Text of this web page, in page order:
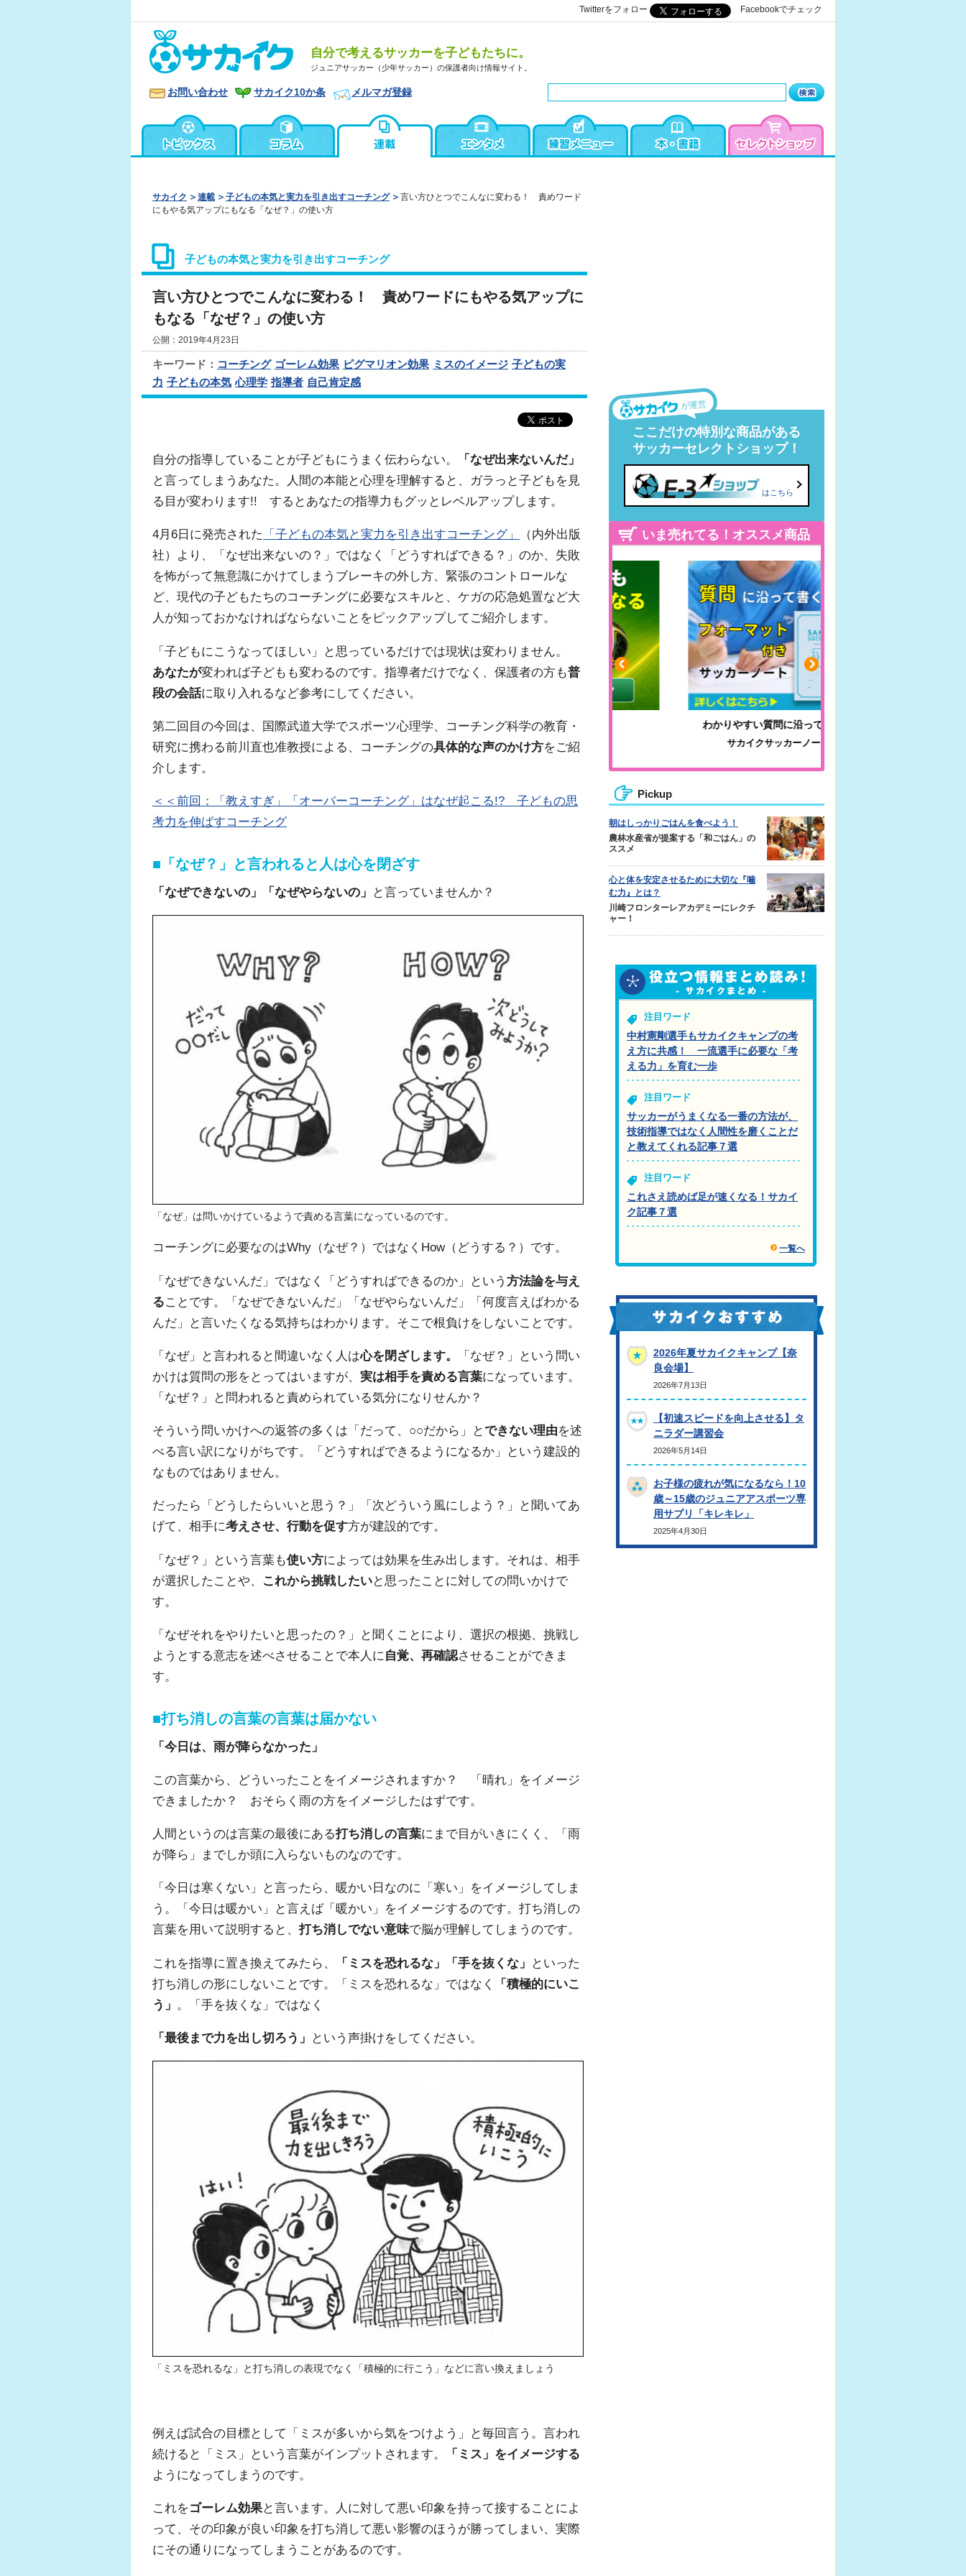
Twitterをフォロー Facebookでチェック
自分で考えるサッカーを子どもたちに。
ジュニアサッカー（少年サッカー）の保護者向け情報サイト。
お問い合わせ サカイク10か条 メルマガ登録
サカイク 連載 子どもの本気と実力を引き出すコーチング
言い方ひとつでこんなに変わる！ 責めワード
にもやる気アップにもなる「なぜ？」の使い方
子どもの本気と実力を引き出すコーチング
言い方ひとつでこんなに変わる！ 責めワードにもやる気アップに
もなる「なぜ？」の使い方
公開：2019年4月23日
キーワード： コーチング ゴーレム効果 ピグマリオン効果 ミスのイメージ 子どもの実
力 子どもの本気 心理学 指導者 自己肯定感
自分の指導していることが子どもにうまく伝わらない。
「なぜ出来ないんだ」
と言ってしまうあなた。人間の本能と心理を理解すると、ガラっと子どもを見
る目が変わります!! するとあなたの指導力もグッとレベルアップします。
4月6日に発売された 「子どもの本気と実力を引き出すコーチング」
（内外出版
社）より、「なぜ出来ないの？」ではなく「どうすればできる？」のか、失敗
を怖がって無意識にかけてしまうブレーキの外し方、緊張のコントロールな
ど、現代の子どもたちのコーチングに必要なスキルと、ケガの応急処置など大
人が知っておかなければならないことをピックアップしてご紹介します。
「子どもにこうなってほしい」と思っているだけでは現状は変わりません。
あなたが変われば子どもも変わるのです。指導者だけでなく、保護者の方も普
段の会話に取り入れるなど参考にしてください。
第二回目の今回は、国際武道大学でスポーツ心理学、コーチング科学の教育・
研究に携わる前川直也准教授による、コーチングの具体的な声のかけ方をご紹
介します。
＜＜前回：「教えすぎ」「オーバーコーチング」はなぜ起こる!? 子どもの思
考力を伸ばすコーチング
■「なぜ？」と言われると人は心を閉ざす
「なぜできないの」「なぜやらないの」 と言っていませんか？
「なぜ」は問いかけているようで責める言葉になっているのです。
コーチングに必要なのはWhy（なぜ？）ではなくHow（どうする？）です。
「なぜできないんだ」ではなく「どうすればできるのか」という 方法論を与え
ることです。「なぜできないんだ」「なぜやらないんだ」「何度言えばわかる
んだ」と言いたくなる気持ちはわかります。そこで根負けをしないことです。
「なぜ」と言われると間違いなく人は心を閉ざします。
「なぜ？」という問い
かけは質問の形をとってはいますが、 実は相手を責める言葉になっています。
「なぜ？」と問われると責められている気分になりせんか？
そういう問いかけへの返答の多くは「だって、○○だから」とできない理由を述
べる言い訳になりがちです。「どうすればできるようになるか」という建設的
なものではありません。
だったら「どうしたらいいと思う？」「次どういう風にしよう？」と聞いてあ
げて、相手に考えさせ、行動を促す方が建設的です。
「なぜ？」という言葉も使い方によっては効果を生み出します。それは、相手
が選択したことや、 これから挑戦したいと思ったことに対しての問いかけで
す。
「なぜそれをやりたいと思ったの？」と聞くことにより、選択の根拠、挑戦し
ようとする意志を述べさせることで本人に 自覚、再確認させることができま
す。
■打ち消しの言葉の言葉は届かない
「今日は、雨が降らなかった」
この言葉から、どういったことをイメージされますか？ 「晴れ」をイメージ
できましたか？ おそらく雨の方をイメージしたはずです。
人間というのは言葉の最後にある打ち消しの言葉にまで目がいきにくく、「雨
が降ら」までしか頭に入らないものなのです。
「今日は寒くない」と言ったら、暖かい日なのに「寒い」をイメージしてしま
う。「今日は暖かい」と言えば「暖かい」をイメージするのです。打ち消しの
言葉を用いて説明すると、 打ち消しでない意味で脳が理解してしまうのです。
これを指導に置き換えてみたら、 「ミスを恐れるな」「手を抜くな」 といった
打ち消しの形にしないことです。「ミスを恐れるな」ではなく
「積極的にいこ
う」 。「手を抜くな」ではなく
「最後まで力を出し切ろう」 という声掛けをしてください。
「ミスを恐れるな」と打ち消しの表現でなく「積極的に行こう」などに言い換えましょう
例えば試合の目標として「ミスが多いから気をつけよう」と毎回言う。言われ
続けると「ミス」という言葉がインプットされます。
「ミス」をイメージする
ようになってしまうのです。
これをゴーレム効果と言います。人に対して悪い印象を持って接することによ
って、その印象が良い印象を打ち消して悪い影響のほうが勝ってしまい、実際
にその通りになってしまうことがあるのです。
が運営
ここだけの特別な商品がある
サッカーセレクトショップ！
はこちら
いま売れてる！オススメ商品
ふくらはぎの張りや疲れに
ジュニアレッグリカバリー
人気No.1商品
テクダマ
わかりやすい質問に沿って書ける
サカイクサッカーノート
Pickup
朝はしっかりごはんを食べよう！
農林水産省が提案する「和ごはん」の
ススメ
心と体を安定させるために大切な『噛
む力』とは？
川崎フロンターレアカデミーにレクチ
ャー！
注目ワード
中村憲剛選手もサカイクキャンプの考
え方に共感！ 一流選手に必要な「考
える力」を育む一歩
注目ワード
サッカーがうまくなる一番の方法が、
技術指導ではなく人間性を磨くことだ
と教えてくれる記事７選
注目ワード
これさえ読めば足が速くなる！サカイ
ク記事７選
一覧へ
2026年夏サカイクキャンプ【奈
良会場】
2026年7月13日
【初速スピードを向上させる】タ
ニラダー講習会
2026年5月14日
お子様の疲れが気になるなら！10
歳～15歳のジュニアアスポーツ専
用サプリ「キレキレ」
2025年4月30日